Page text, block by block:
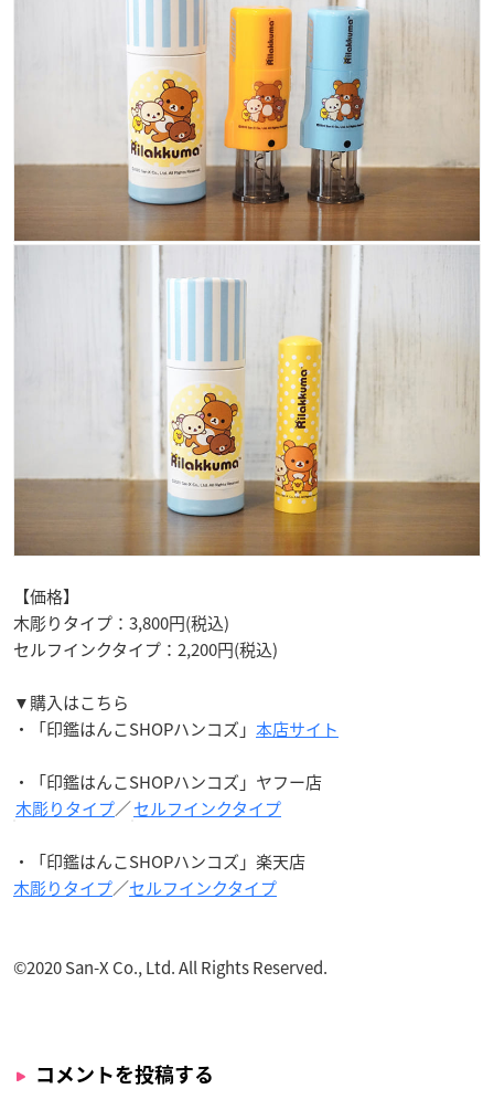
【価格】
木彫りタイプ：3,800円(税込)
セルフインクタイプ：2,200円(税込)
▼購入はこちら
・「印鑑はんこSHOPハンコズ」 本店サイト
・「印鑑はんこSHOPハンコズ」ヤフー店
木彫りタイプ／セルフインクタイプ
・「印鑑はんこSHOPハンコズ」楽天店
木彫りタイプ／セルフインクタイプ
©2020 San-X Co., Ltd. All Rights Reserved.
コメントを投稿する